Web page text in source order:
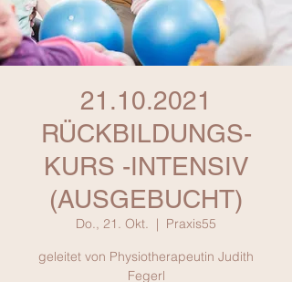
21.10.2021
RÜCKBILDUNGS-
KURS -INTENSIV
(AUSGEBUCHT)
Do., 21. Okt.
  |
Praxis55
geleitet von Physiotherapeutin Judith
Fegerl